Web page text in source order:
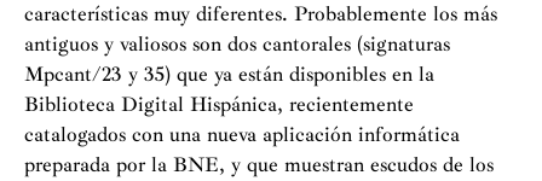
características muy diferentes. Probablemente los más
antiguos y valiosos son dos cantorales (signaturas
Mpcant/23 y 35) que ya están disponibles en la
Biblioteca Digital Hispánica, recientemente
catalogados con una nueva aplicación informática
preparada por la BNE, y que muestran escudos de los